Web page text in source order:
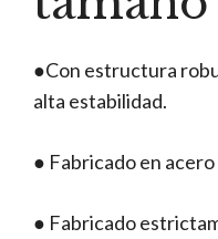
●Con estructura
alta estabilidad.
● Fabricado en
● Fabricado